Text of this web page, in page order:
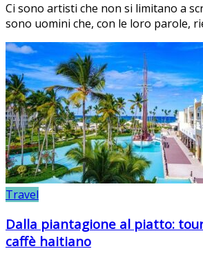
Ci sono artisti che non si limitano a
sono uomini che, con le loro parole,
Travel
Dalla piantagione al piatto:
caffè haitiano